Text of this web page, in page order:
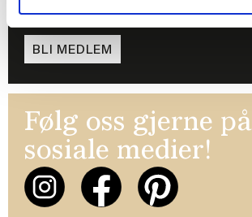
tilbud!
BLI MEDLEM
Følg oss gjerne på
sosiale medier!